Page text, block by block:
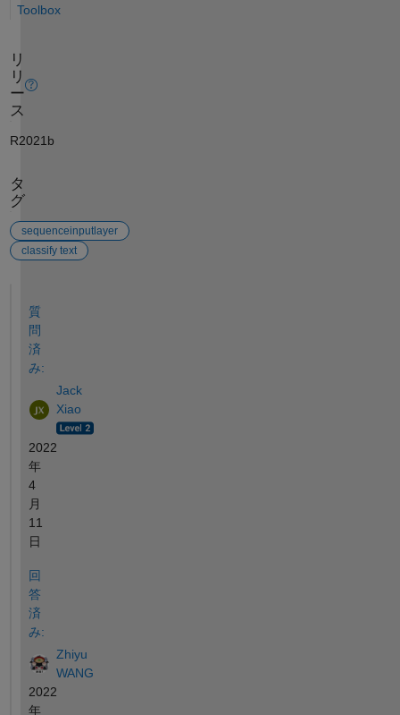
Toolbox
リ
リ
ー
ス
R2021b
タ
グ
sequenceinputlayer
classify text
質
問
済
み:
Jack
Xiao
2022
年
4
月
11
日
回
答
済
み:
Zhiyu
WANG
2022
年